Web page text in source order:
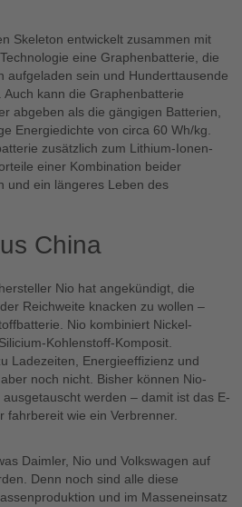
Skeleton entwickelt zusammen mit
eine Graphenbatterie, die
aufgeladen sein und Hunderttausende
kann die Graphenbatterie
abgeben als die gängigen Batterien,
Energiedichte von circa 60 Wh/kg.
zusätzlich zum Lithium-Ionen-
einer Kombination beider
und ein längeres Leben des
China
Nio hat angekündigt, die
Reichweite knacken zu wollen –
Nio kombiniert Nickel-
Kohlenstoff-Komposit.
Ladezeiten, Energieeffizienz und
noch nicht. Bisher können Nio-
werden – damit ist das E-
fahrbereit wie ein Verbrenner.
Daimler, Nio und Volkswagen auf
Denn noch sind alle diese
und im Masseneinsatz